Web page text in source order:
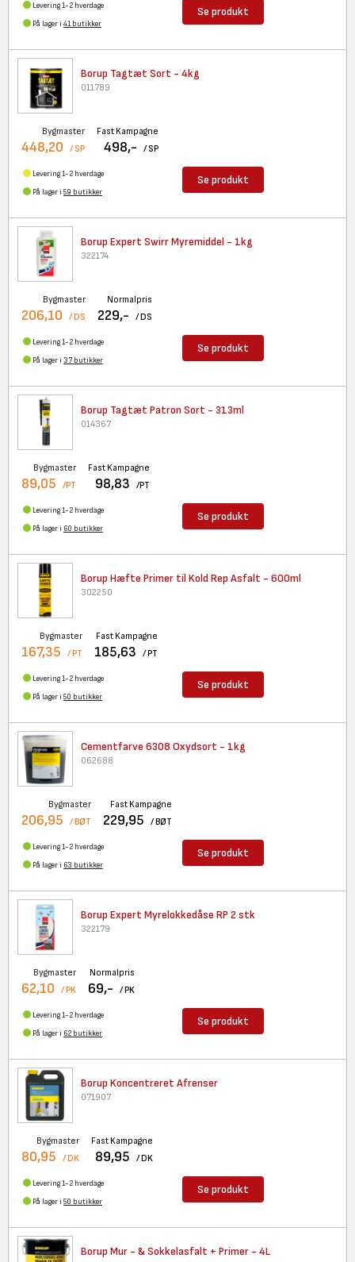
Levering 1-2 hverdage
På lager i 41 butikker
Se produkt
Borup Tagtæt Sort - 4kg
011789
Bygmaster
448,20 / SP
Fast Kampagne
498,- / SP
Levering 1-2 hverdage
På lager i 59 butikker
Se produkt
Borup Expert Swirr Myremiddel - 1kg
322174
Bygmaster
206,10 / DS
Normalpris
229,- / DS
Levering 1-2 hverdage
På lager i 37 butikker
Se produkt
Borup Tagtæt Patron Sort - 313ml
014367
Bygmaster
89,05 /PT
Fast Kampagne
98,83 /PT
Levering 1-2 hverdage
På lager i 60 butikker
Se produkt
Borup Hæfte Primer til Kold Rep Asfalt - 600ml
302250
Bygmaster
167,35 / PT
Fast Kampagne
185,63 / PT
Levering 1-2 hverdage
På lager i 50 butikker
Se produkt
Cementfarve 6308 Oxydsort - 1kg
062688
Bygmaster
206,95 / BØT
Fast Kampagne
229,95 / BØT
Levering 1-2 hverdage
På lager i 63 butikker
Se produkt
Borup Expert Myrelokkedåse RP 2 stk
322179
Bygmaster
62,10 / PK
Normalpris
69,- / PK
Levering 1-2 hverdage
På lager i 62 butikker
Se produkt
Borup Koncentreret Afrenser
071907
Bygmaster
80,95 / DK
Fast Kampagne
89,95 / DK
Levering 1-2 hverdage
På lager i 50 butikker
Se produkt
Borup Mur - & Sokkelasfalt + Primer - 4L